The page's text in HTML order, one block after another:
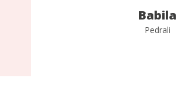
Babila
Pedrali